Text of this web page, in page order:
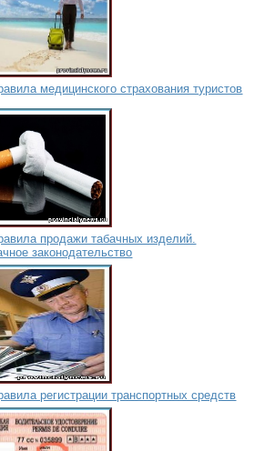
медицинского страхования туристов
продажи табачных изделий.
законодательство
регистрации транспортных средств